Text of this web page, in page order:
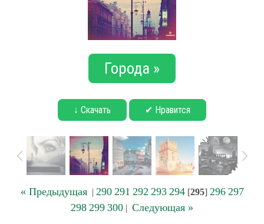
Города »
↓ Скачать ✔ Нравится
« Предыдущая| 290 291 292 293 294[295] 296 297
298 299 300 | Следующая »